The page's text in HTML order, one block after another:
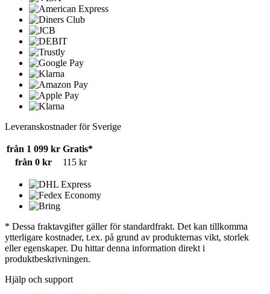
Leveranskostnader för Sverige
från 1 099 kr Gratis*
från 0 kr
115 kr
* Dessa fraktavgifter gäller för standardfrakt. Det kan tillkomma
ytterligare kostnader, t.ex. på grund av produkternas vikt, storlek
eller egenskaper. Du hittar denna information direkt i
produktbeskrivningen.
Hjälp och support